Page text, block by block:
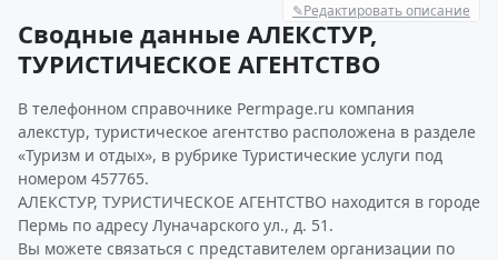
✎Редактировать описание
Сводные данные АЛЕКСТУР,
ТУРИСТИЧЕСКОЕ АГЕНТСТВО
В телефонном справочнике Permpage.ru компания
алекстур, туристическое агентство расположена в разделе
«Туризм и отдых», в рубрике Туристические услуги под
номером 457765.
АЛЕКСТУР, ТУРИСТИЧЕСКОЕ АГЕНТСТВО находится в городе
Пермь по адресу Луначарского ул., д. 51.
Вы можете связаться с представителем организации по